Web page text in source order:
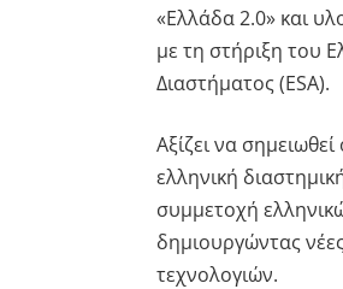
«Ελλάδα 2.0» και
με τη στήριξη του
Διαστήματος (ESA).
Αξίζει να
ελληνική
συμμετοχή
δημιουργώντας
τεχνολογιών.